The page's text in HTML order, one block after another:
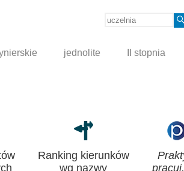
jednolite II stopnia
Ranking kierunków
wg nazwy